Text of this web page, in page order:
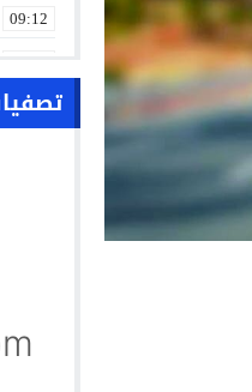
09:12
10:24